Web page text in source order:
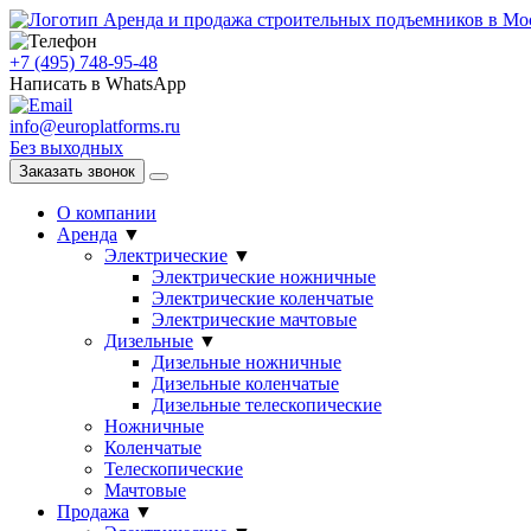
Аренда и продажа строительных подъемников в
+7 (495) 748-95-48
Написать в WhatsApp
info@europlatforms.ru
Без выходных
Заказать звонок
О компании
Аренда ▼
Электрические ▼
Электрические ножничные
Электрические коленчатые
Электрические мачтовые
Дизельные ▼
Дизельные ножничные
Дизельные коленчатые
Дизельные телескопические
Ножничные
Коленчатые
Телескопические
Мачтовые
Продажа ▼